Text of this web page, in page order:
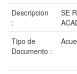
Descripcion
:
SE
Tipo de
Documento :